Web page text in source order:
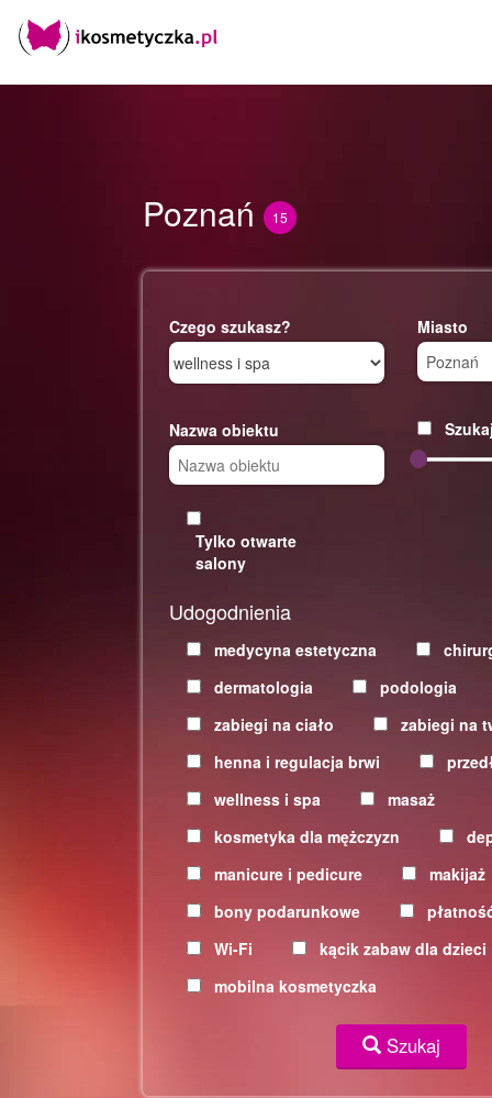
Poznań 15
Czego szukasz? Miasto
Nazwa obiektu
Tylko otwarte
salony
Udogodnienia
medycyna estetyczna
dermatologia
podologia
zabiegi na ciało
zabiegi na
henna i regulacja brwi
wellness i spa
masaż
kosmetyka dla mężczyzn
manicure i pedicure
makijaż
bony podarunkowe
Wi-Fi
kącik zabaw dla dzieci
mobilna kosmetyczka
Szukaj